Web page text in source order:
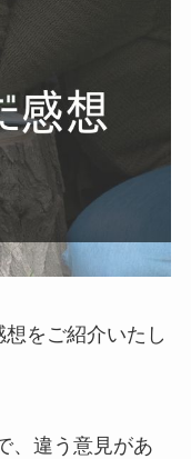
をご紹介いたし
、違う意見があ